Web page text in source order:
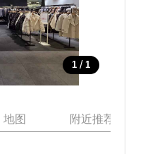
1 / 1
地图 附近推荐景点